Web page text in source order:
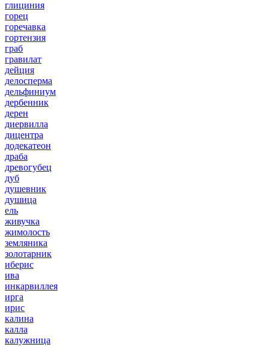
глициния
горец
горечавка
гортензия
граб
гравилат
дейция
делосперма
дельфиниум
дербенник
дерен
диервилла
дицентра
додекатеон
драба
древогубец
дуб
душевник
душица
ель
живучка
жимолость
земляника
золотарник
иберис
ива
инкарвиллея
ирга
ирис
калина
калла
калужница